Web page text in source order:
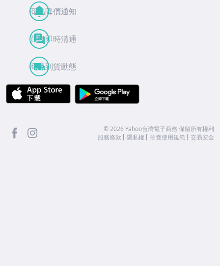
商品降價通知
買賣即時溝通
商品到貨動態
APP Store
facebook ©2026 Yahoo台灣電子商務 保留所有權利
服務條款
隱私權 拍賣使用規範 交易安全